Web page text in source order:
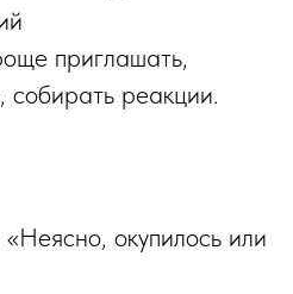
приглашать,
собирать реакции.
«Неясно, окупилось или